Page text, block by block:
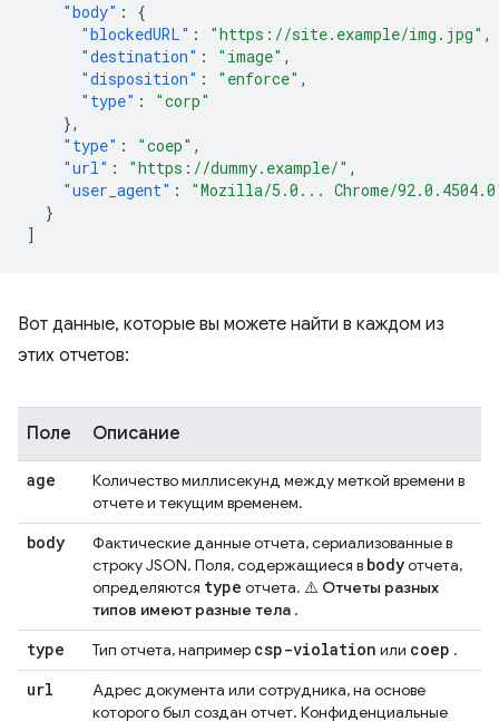
"body" :
{
"blockedURL" : "https://site.example/img.jpg" ,
"destination" : "image" ,
"disposition" : "enforce" ,
"type" :
"corp"
},
"type" : "coep" ,
"url" : "https://dummy.example/" ,
"user_agent" :
"Mozilla/5.0... Chrome/
}
]
Вот данные, которые вы можете найти в каждом из
этих отчетов:
Поле Описание
age
Количество миллисекунд между меткой времени в
отчете и текущим временем.
body
Фактические данные отчета, сериализованные в
строку JSON. Поля, содержащиеся в bodyотчета,
определяются type отчета. ⚠️ Отчеты разных
типов имеют разные тела .
type Тип отчета, например csp-violation или coep .
url
Адрес документа или сотрудника, на основе
которого был создан отчет. Конфиденциальные